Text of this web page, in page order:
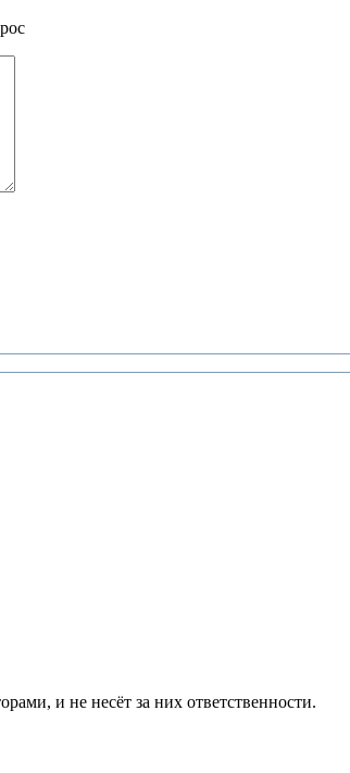
и не несёт за них ответственности.